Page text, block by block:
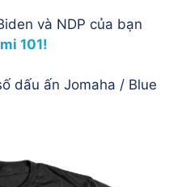
và NDP của bạn
101!
dấu ấn Jomaha / Blue